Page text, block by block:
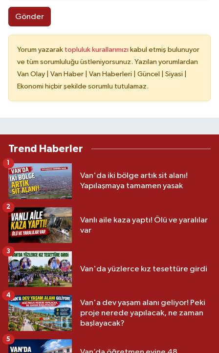
Gönder
Yorum yazarak topluluk kurallarımızı kabul etmiş bulunuyor
ve tüm sorumluluğu üstleniyorsunuz. Yazılan yorumlardan
Van Olay | Van Haber | Van Haberleri | Güncel | Siyasi |
Ekonomi hiçbir şekilde sorumlu tutulamaz.
Trend Haberler
Van'da iki bölge artık sit alanı!
Yapılaşmaya tamamen yasak
1
Vanlı aile kaza yaptı! Ölü ve yaralılar
var
2
Van'da yüzlerce kız tesettüre girdi
3
Van'a dev yaşam alanı geliyor! Peki
proje nerede yapılacak, ne zaman
başlayacak?
4
5